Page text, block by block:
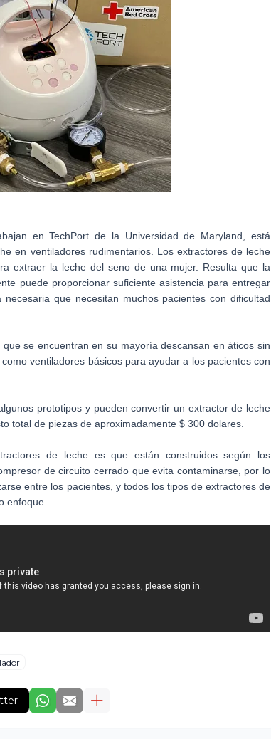
en TechPort de la Universidad de Maryland, está
en ventiladores rudimentarios. Los extractores de leche
extraer la leche del seno de una mujer. Resulta que la
puede proporcionar suficiente asistencia para entregar
que necesitan muchos pacientes con dificultad
se encuentran en su mayoría descansan en áticos sin
ventiladores básicos para ayudar a los pacientes con
prototipos y pueden convertir un extractor de leche
total de piezas de aproximadamente $ 300 dolares.
de leche es que están construidos según los
de circuito cerrado que evita contaminarse, por lo
entre los pacientes, y todos los tipos de extractores de
enfoque.